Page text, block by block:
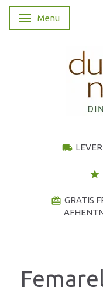
Skifte navigation
Menu
local_shipping
star
redeem GRATIS